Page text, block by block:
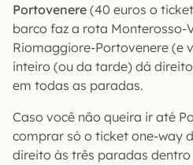
Portovenere (40 euros o
barco faz a rota Monterosso-
Riomaggiore-Portovenere (e
inteiro (ou da tarde) dá
em todas as paradas.
Caso você não queira ir até
comprar só o ticket one-way
direito às três paradas dentro